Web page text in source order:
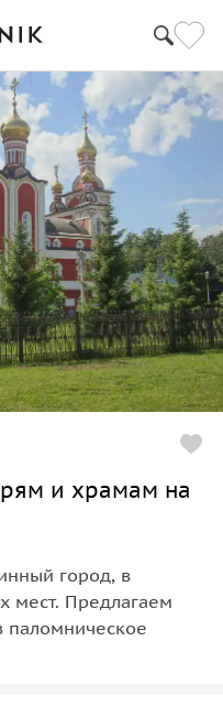
и храмам на
город, в
мест. Предлагаем
паломническое